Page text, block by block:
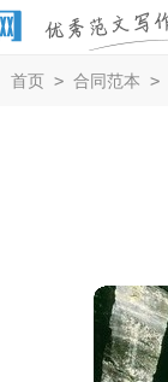
首页 > 合同范本 >